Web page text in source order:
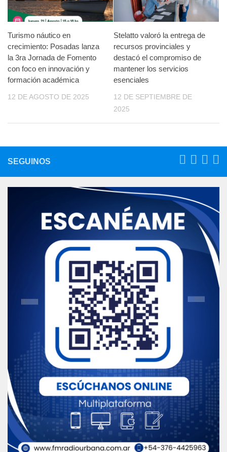
Turismo náutico en
crecimiento: Posadas lanza
la 3ra Jornada de Fomento
con foco en innovación y
formación académica
12 DE AGOSTO DE 2025
Stelatto valoró la entrega de
recursos provinciales y
destacó el compromiso de
mantener los servicios
esenciales
12 DE SEPTIEMBRE DE
2025
SEGUINOS